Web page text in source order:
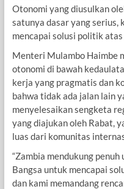
Otonomi yang diusulkan
satunya dasar yang serius,
mencapai solusi politik
Menteri Mulambo Haimbe
otonomi di bawah
kerja yang pragmatis dan
bahwa tidak ada jalan lain
menyelesaikan sengketa
yang diajukan oleh Rabat,
luas dari komunitas
“Zambia mendukung
Bangsa untuk mencapai
dan kami memandang